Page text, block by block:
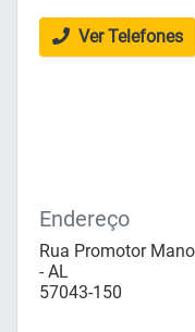
Ver Telefones
Endereço
Rua Promotor
- AL
57043-150